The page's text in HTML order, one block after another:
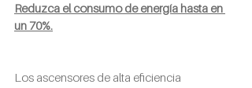
Reduzca el consumo de energía hasta en
un 70%.
Los ascensores de alta eficiencia